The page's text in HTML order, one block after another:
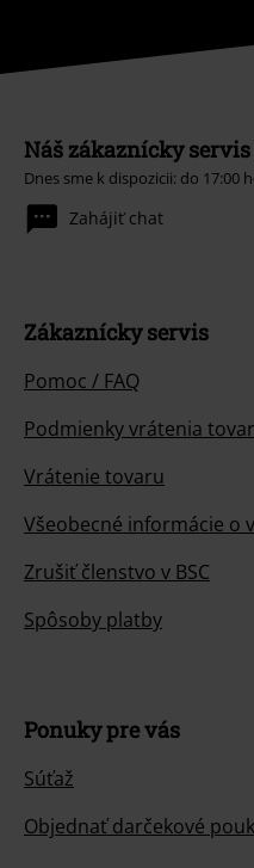
Náš zákaznícky
Dnes sme k dispozicii: do 17:00
Zahájiť chat
Zákaznícky servis
Pomoc / FAQ
Podmienky vrátenia
Vrátenie tovaru
Všeobecné informácie o
Zrušiť členstvo v BSC
Spôsoby platby
Ponuky pre vás
Súťaž
Objednať darčekové